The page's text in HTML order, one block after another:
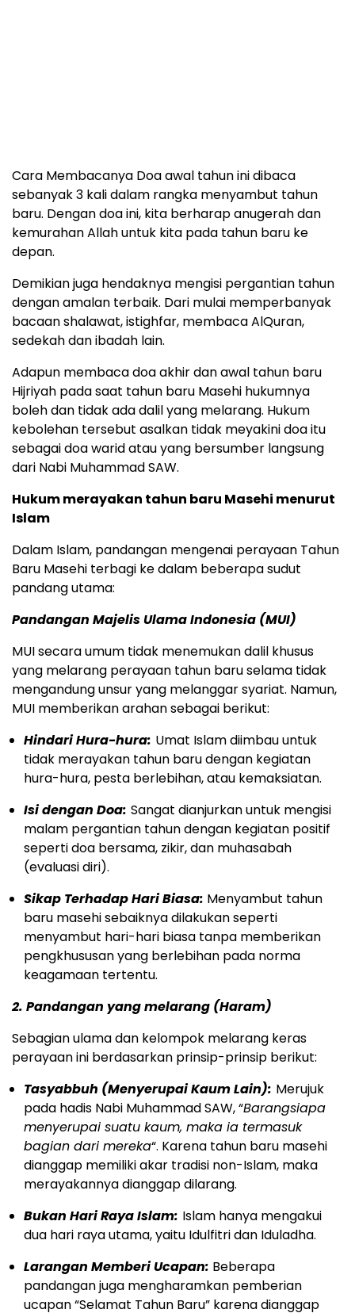
Cara Membacanya Doa awal tahun ini dibaca
sebanyak 3 kali dalam rangka menyambut tahun
baru. Dengan doa ini, kita berharap anugerah dan
kemurahan Allah untuk kita pada tahun baru ke
depan.
Demikian juga hendaknya mengisi pergantian tahun
dengan amalan terbaik. Dari mulai memperbanyak
bacaan shalawat, istighfar, membaca AlQuran,
sedekah dan ibadah lain.
Adapun membaca doa akhir dan awal tahun baru
Hijriyah pada saat tahun baru Masehi hukumnya
boleh dan tidak ada dalil yang melarang. Hukum
kebolehan tersebut asalkan tidak meyakini doa itu
sebagai doa warid atau yang bersumber langsung
dari Nabi Muhammad SAW.
Hukum merayakan tahun baru Masehi menurut
Islam
Dalam Islam, pandangan mengenai perayaan Tahun
Baru Masehi terbagi ke dalam beberapa sudut
pandang utama:
Pandangan Majelis Ulama Indonesia (MUI)
MUI secara umum tidak menemukan dalil khusus
yang melarang perayaan tahun baru selama tidak
mengandung unsur yang melanggar syariat. Namun,
MUI memberikan arahan sebagai berikut:
Hindari Hura-hura: Umat Islam diimbau untuk
tidak merayakan tahun baru dengan kegiatan
hura-hura, pesta berlebihan, atau kemaksiatan.
Isi dengan Doa: Sangat dianjurkan untuk mengisi
malam pergantian tahun dengan kegiatan positif
seperti doa bersama, zikir, dan muhasabah
(evaluasi diri).
Sikap Terhadap Hari Biasa: Menyambut tahun
baru masehi sebaiknya dilakukan seperti
menyambut hari-hari biasa tanpa memberikan
pengkhususan yang berlebihan pada norma
keagamaan tertentu.
2. Pandangan yang melarang (Haram)
Sebagian ulama dan kelompok melarang keras
perayaan ini berdasarkan prinsip-prinsip berikut:
Tasyabbuh (Menyerupai Kaum Lain): Merujuk
pada hadis Nabi Muhammad SAW, “Barangsiapa
menyerupai suatu kaum, maka ia termasuk
bagian dari mereka“. Karena tahun baru masehi
dianggap memiliki akar tradisi non-Islam, maka
merayakannya dianggap dilarang.
Bukan Hari Raya Islam: Islam hanya mengakui
dua hari raya utama, yaitu Idulfitri dan Iduladha.
Larangan Memberi Ucapan: Beberapa
pandangan juga mengharamkan pemberian
ucapan “Selamat Tahun Baru” karena dianggap